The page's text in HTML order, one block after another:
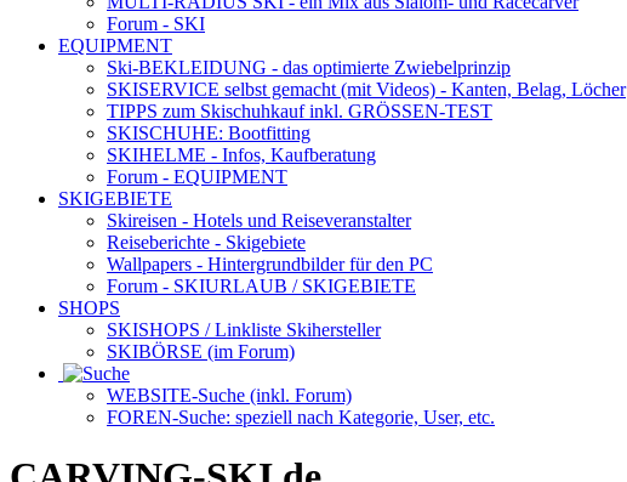
Forum - SKI
EQUIPMENT
Ski-BEKLEIDUNG - das optimierte Zwiebelprinzip
SKISERVICE selbst gemacht (mit Videos) - Kanten, Belag, Löcher
TIPPS zum Skischuhkaufinkl. GRÖSSEN-TEST
SKISCHUHE: Bootfitting
SKIHELME - Infos, Kaufberatung
Forum - EQUIPMENT
SKIGEBIETE
Skireisen - Hotels und Reiseveranstalter
Reiseberichte - Skigebiete
Wallpapers - Hintergrundbilder für den PC
Forum - SKIURLAUB / SKIGEBIETE
SHOPS
SKISHOPS / Linkliste Skihersteller
SKIBÖRSE (im Forum)
WEBSITE-Suche (inkl. Forum)
FOREN-Suche: speziell nach Kategorie, User, etc.